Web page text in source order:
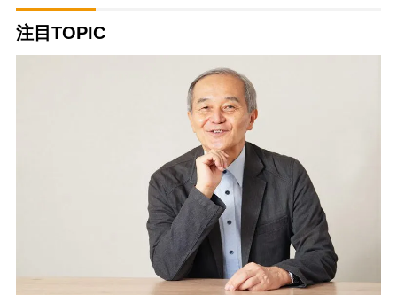
注目TOPIC